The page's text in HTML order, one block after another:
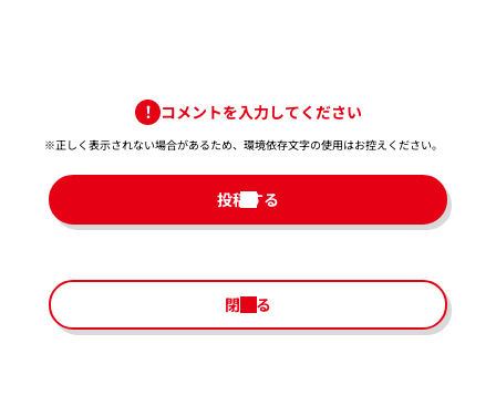
コメントを入力してください
※正しく表示されない場合があるため、環境依存文字の使用はお控えください。​
投稿する
閉じる